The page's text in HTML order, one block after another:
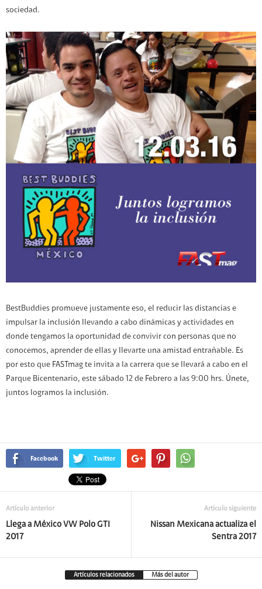
sociedad.
BestBuddies promueve justamente eso, el reducir las distancias e
impulsar la inclusión llevando a cabo dinámicas y actividades en
donde tengamos la oportunidad de convivir con personas que no
conocemos, aprender de ellas y llevarte una amistad entrañable. Es
por esto que FASTmag te invita a la carrera que se llevará a cabo en el
Parque Bicentenario, este sábado 12 de Febrero a las 9:00 hrs. Únete,
juntos logramos la inclusión.
Facebook Twitter
Artículo anterior
Llega a México VW Polo GTI
2017
Artículo siguiente
Nissan Mexicana actualiza el
Sentra 2017
Artículos relacionados Más del autor